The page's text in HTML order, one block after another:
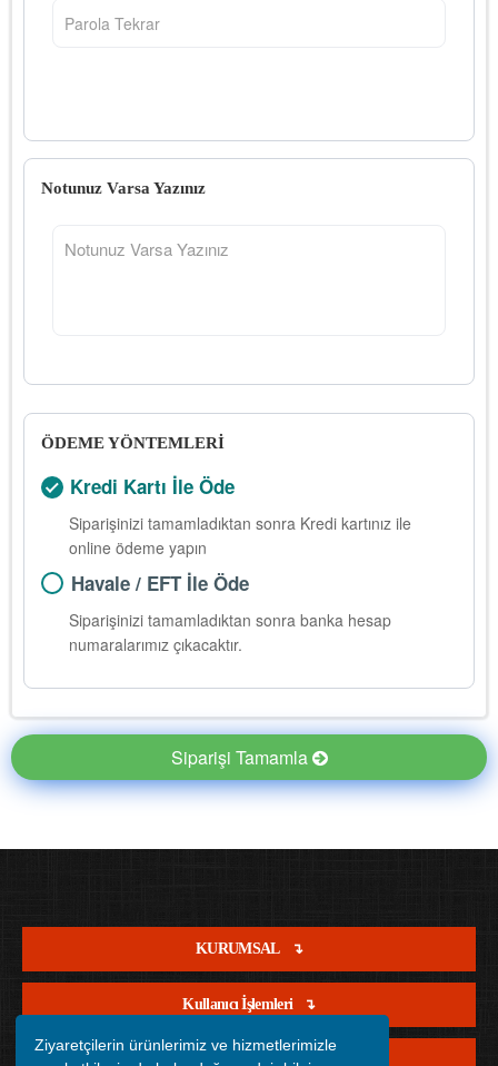
Ziyaretçilerin ürünlerimiz ve hizmetlerimizle
Notunuz Varsa Yazınız
ÖDEME YÖNTEMLERİ
Kredi Kartı İle Öde
Siparişinizi tamamladıktan sonra Kredi kartınız ile
online ödeme yapın
Havale / EFT İle Öde
Siparişinizi tamamladıktan sonra banka hesap
numaralarımız çıkacaktır.
Siparişi Tamamla
KURUMSAL
Kullanıcı İşlemleri
Satış İşlemleri